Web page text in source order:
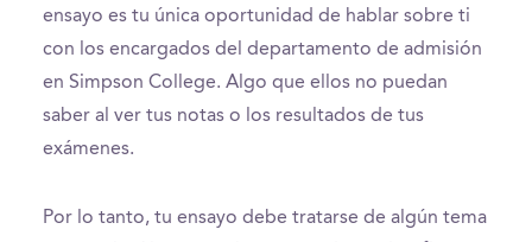
ensayo es tu única oportunidad de hablar sobre ti
con los encargados del departamento de admisión
en Simpson College. Algo que ellos no puedan
saber al ver tus notas o los resultados de tus
exámenes.
Por lo tanto, tu ensayo debe tratarse de algún tema